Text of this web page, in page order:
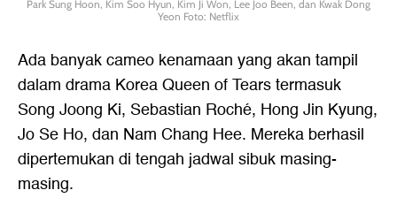
Park Sung Hoon, Kim Soo Hyun, Kim Ji Won, Lee Joo Been, dan Kwak Dong
Yeon Foto: Netflix
Ada banyak cameo kenamaan yang akan tampil
dalam drama Korea Queen of Tears termasuk
Song Joong Ki, Sebastian Roché, Hong Jin Kyung,
Jo Se Ho, dan Nam Chang Hee. Mereka berhasil
dipertemukan di tengah jadwal sibuk masing-
masing.